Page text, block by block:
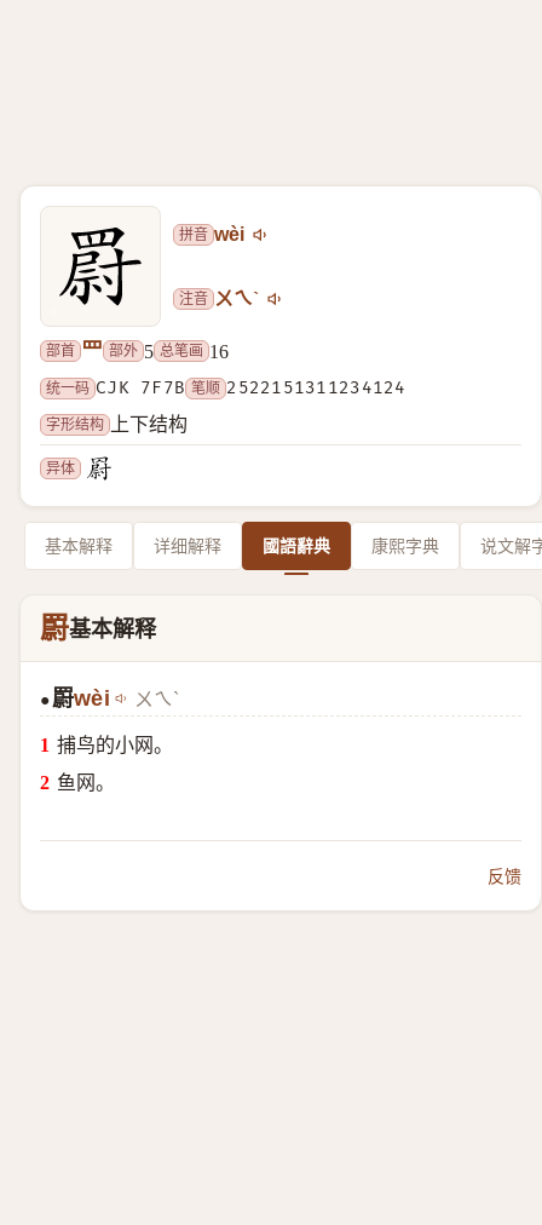
拼音 wèi
注音 ㄨㄟˋ
部首 罒 部外 5 总笔画 16
统一码 CJK 7F7B 笔顺 2522151311234124
字形结构
上下结构
异体
基本解释 详细解释 國語辭典 康熙字典 说文解
罻基本解释
●罻wèi ㄨㄟˋ
捕鸟的小网。
鱼网。
反馈